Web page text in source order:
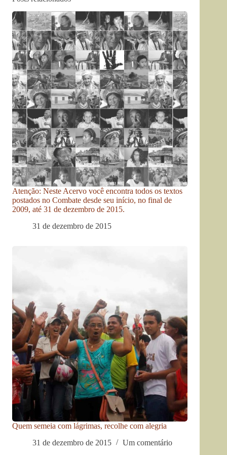
Atenção: Neste Acervo você encontra todos os textos
postados no Combate desde seu início, no final de
2009, até 31 de dezembro de 2015.
31 de dezembro de 2015
Quem semeia com lágrimas, recolhe com alegria
31 de dezembro de 2015
Um comentário